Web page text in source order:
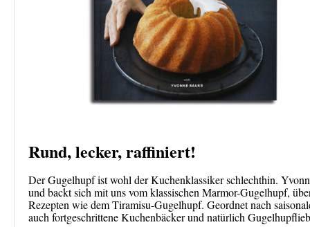
Rund, lecker, raffiniert!
Der Gugelhupf ist wohl der Kuchenklassiker schlechthin.
und backt sich mit uns vom klassischen Marmor-Gugelhupf,
Rezepten wie dem Tiramisu-Gugelhupf. Geordnet nach
auch fortgeschrittene Kuchenbäcker und natürlich